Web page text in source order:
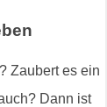
Zaubert es ein
Dann ist